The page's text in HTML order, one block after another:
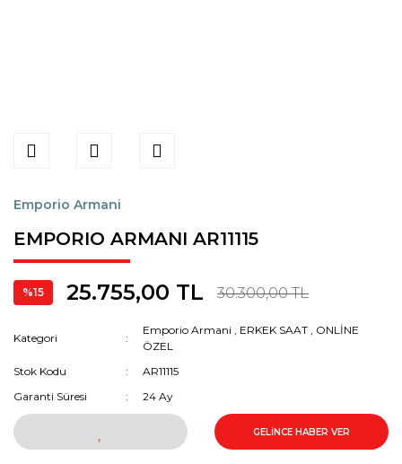
Emporio Armani
EMPORIO ARMANI AR11115
%15 25.755,00 TL 30.300,00 TL
Kategori
Emporio Armani , ERKEK SAAT , ONLİNE
ÖZEL
Stok Kodu
AR11115
Garanti Süresi
24 Ay
GELİNCE HABER VER